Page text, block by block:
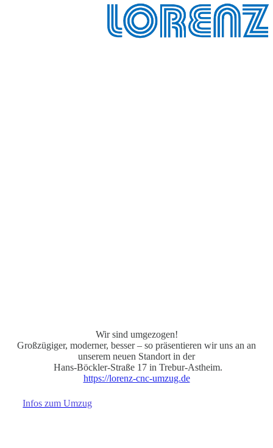
Wir sind umgezogen!
Großzügiger, moderner, besser – so präsentieren wir uns an an
unserem neuen Standort in der
Hans-Böckler-Straße 17 in Trebur-Astheim.
https://lorenz-cnc-umzug.de
Infos zum Umzug